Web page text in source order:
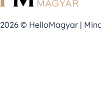
2026 © HelloMagyar |